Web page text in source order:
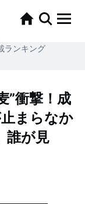
ランキング
”衝撃！成
まらなか
誰が見